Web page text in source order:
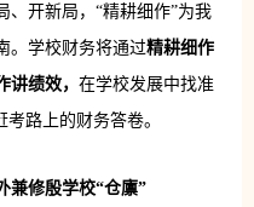
、开新局，“精耕细作”为我
。学校财务将通过精耕细作
绩效， 在学校发展中找准
路上的财务答卷。
兼修殷学校“仓廪”